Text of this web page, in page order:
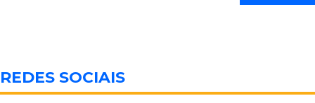
REDES SOCIAIS